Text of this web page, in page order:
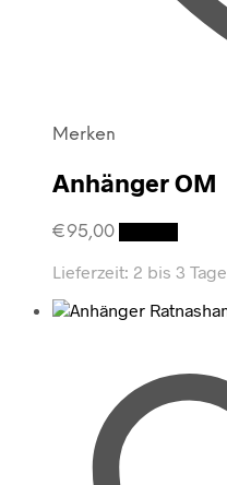
Merken
Anhänger OM
€95,00
Lieferzeit: 2 bis 3 Tage